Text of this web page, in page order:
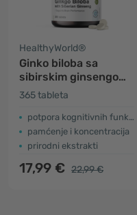
HealthyWorld®
Ginko biloba sa
sibirskim ginsengom
6600 mg
365 tableta
potpora kognitivnih funkcija
pamćenje i koncentracija
prirodni ekstrakti
17,99 € 22,99 €